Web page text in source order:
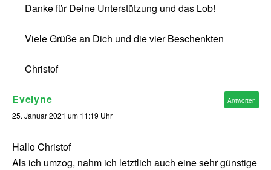
Danke für Deine Unterstützung und das Lob!
Viele Grüße an Dich und die vier Beschenkten
Christof
Evelyne
25. Januar 2021 um 11:19 Uhr
Hallo Christof
Als ich umzog, nahm ich letztlich auch eine sehr günstige
Antworten